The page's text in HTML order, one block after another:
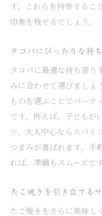
す。これらを持参するこ
印象を残せるでしょう。
タコパにぴったりな持
タコパに最適な持ち寄り
みに合わせて選びましょ
ものを選ぶことでパーテ
です。例えば、子どもが
ツ、大人中心ならスパイ
つまみが喜ばれます。手
れば、準備もスムーズです
たこ焼きを引き立てる
たこ焼きをさらに美味し